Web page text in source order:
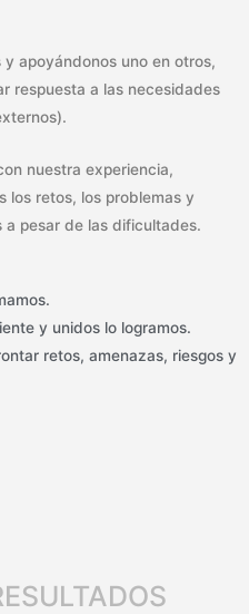
apoyándonos uno en otros,
respuesta a las necesidades
nuestra experiencia,
los retos, los problemas y
a pesar de las dificultades.
y unidos lo logramos.
retos, amenazas, riesgos y